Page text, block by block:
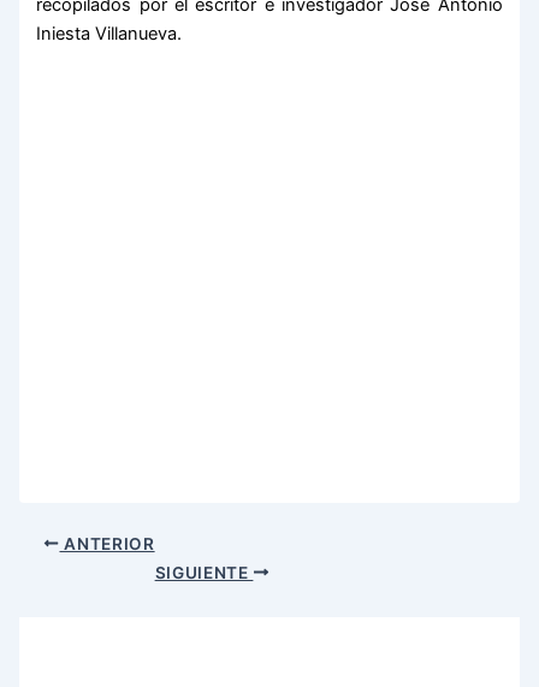
recopilados por el escritor e investigador José Antonio
Iniesta Villanueva.
ANTERIOR
SIGUIENTE